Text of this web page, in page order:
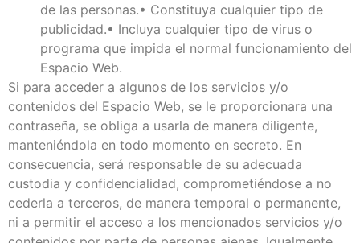
de las personas.• Constituya cualquier tipo de
publicidad.• Incluya cualquier tipo de virus o
programa que impida el normal funcionamiento del
Espacio Web.
Si para acceder a algunos de los servicios y/o
contenidos del Espacio Web, se le proporcionara una
contraseña, se obliga a usarla de manera diligente,
manteniéndola en todo momento en secreto. En
consecuencia, será responsable de su adecuada
custodia y confidencialidad, comprometiéndose a no
cederla a terceros, de manera temporal o permanente,
ni a permitir el acceso a los mencionados servicios y/o